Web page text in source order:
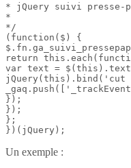
* jQuery suivi presse-
*
*/
(function($) {
return
var text =
jQuery(this).bind('cut
});
});
};
})(jQuery);
Un exemple :